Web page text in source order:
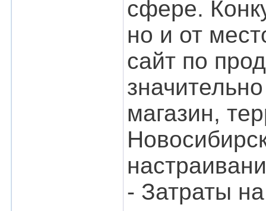
сфере.
но и от
сайт по
магазин,
- Затраты